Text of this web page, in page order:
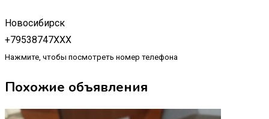
Новосибирск
+79538747XXX
Нажмите, чтобы посмотреть номер телефона
Похожие объявления